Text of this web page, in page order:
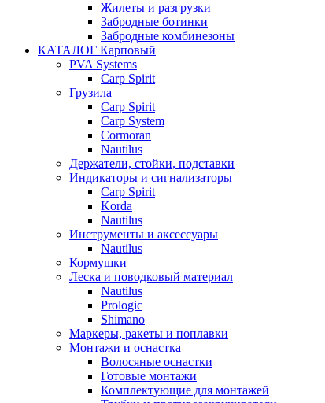
Жилеты и разгрузки
Забродные ботинки
Забродные комбинезоны
КАТАЛОГ Карповый
PVA Systems
Carp Spirit
Грузила
Carp Spirit
Carp System
Cormoran
Nautilus
Держатели, стойки, подставки
Индикаторы и сигнализаторы
Carp Spirit
Korda
Nautilus
Инструменты и аксессуары
Nautilus
Кормушки
Леска и поводковый материал
Nautilus
Prologic
Shimano
Маркеры, ракеты и поплавки
Монтажи и оснастка
Волосяные оснастки
Готовые монтажи
Комплектующие для монтажей